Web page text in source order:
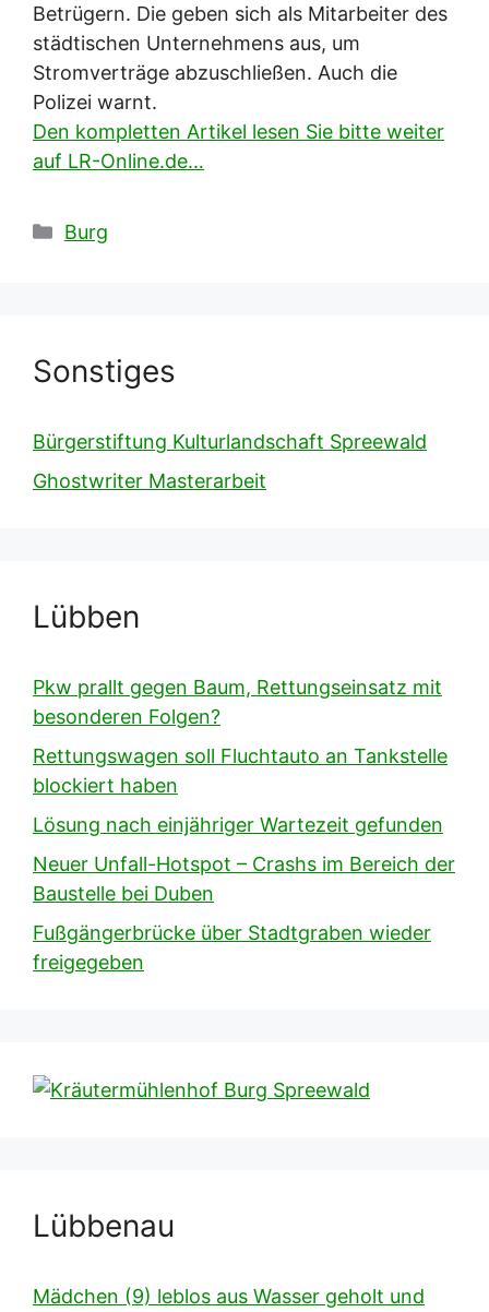
Betrügern. Die geben sich als Mitarbeiter des
städtischen Unternehmens aus, um
Stromverträge abzuschließen. Auch die
Polizei warnt.
Den kompletten Artikel lesen Sie bitte weiter
auf LR-Online.de…
Kategorien
Burg
Sonstiges
Bürgerstiftung Kulturlandschaft Spreewald
Ghostwriter Masterarbeit
Lübben
Pkw prallt gegen Baum, Rettungseinsatz mit
besonderen Folgen?
Rettungswagen soll Fluchtauto an Tankstelle
blockiert haben
Lösung nach einjähriger Wartezeit gefunden
Neuer Unfall-Hotspot – Crashs im Bereich der
Baustelle bei Duben
Fußgängerbrücke über Stadtgraben wieder
freigegeben
Lübbenau
Mädchen (9) leblos aus Wasser geholt und